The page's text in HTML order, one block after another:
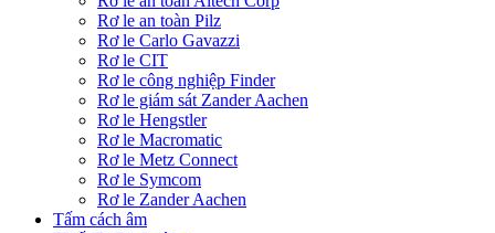
Rơ le an toàn Pilz
Rơ le Carlo Gavazzi
Rơ le CIT
Rơ le công nghiệp Finder
Rơ le giám sát Zander Aachen
Rơ le Hengstler
Rơ le Macromatic
Rơ le Metz Connect
Rơ le Symcom
Rơ le Zander Aachen
Tấm cách âm